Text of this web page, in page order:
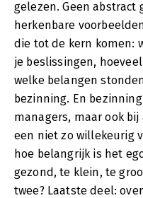
gelezen. Geen abstract
herkenbare
die tot de kern komen:
je beslissingen,
welke belangen
bezinning. En
managers, maar ook
een niet zo willekeurig
hoe belangrijk is het
gezond, te klein, te
twee? Laatste deel: